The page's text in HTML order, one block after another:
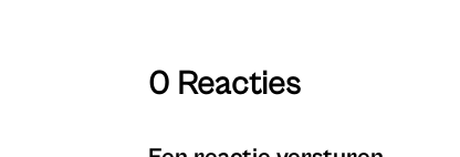
0 Reacties